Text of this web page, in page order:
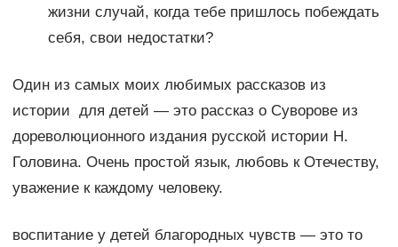
жизни случай, когда тебе пришлось побеждать
себя, свои недостатки?
Один из самых моих любимых рассказов из
истории для детей — это рассказ о Суворове из
дореволюционного издания русской истории Н.
Головина. Очень простой язык, любовь к Отечеству,
уважение к каждому человеку.
воспитание у детей благородных чувств — это то